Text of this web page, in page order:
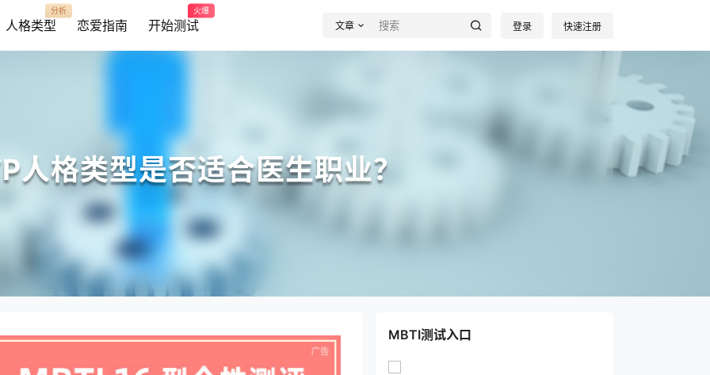
人格类型
分析
恋爱指南 开始测试
火爆
文章 登录 快速注册
人格类型是否适合医生职业？
MBTI测试入口